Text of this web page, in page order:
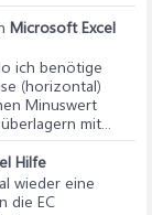
Microsoft Excel
ich benötige
(horizontal)
Minuswert
mit...
Hilfe
wieder eine
die EC